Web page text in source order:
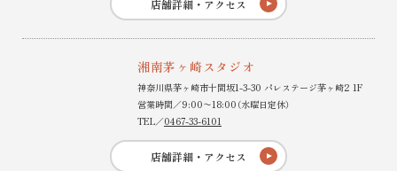
店舗詳細・アクセス
湘南茅ヶ崎スタジオ
神奈川県茅ヶ崎市十間坂1-3-30 パレステージ茅ヶ崎2 1F
営業時間／9:00〜18:00（水曜日定休）
TEL／0467-33-6101
店舗詳細・アクセス